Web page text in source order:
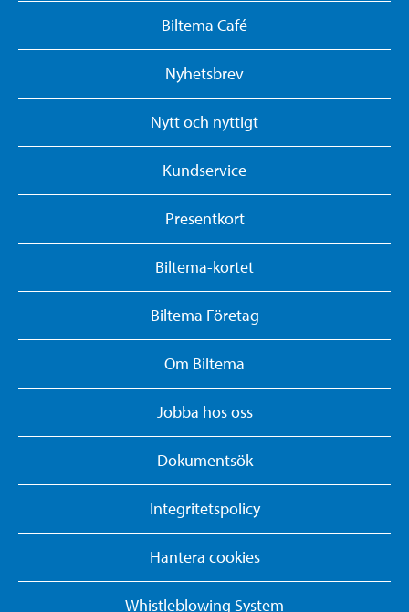
Biltema Café
Nyhetsbrev
Nytt och nyttigt
Kundservice
Presentkort
Biltema-kortet
Biltema Företag
Om Biltema
Jobba hos oss
Dokumentsök
Integritetspolicy
Hantera cookies
Whistleblowing System